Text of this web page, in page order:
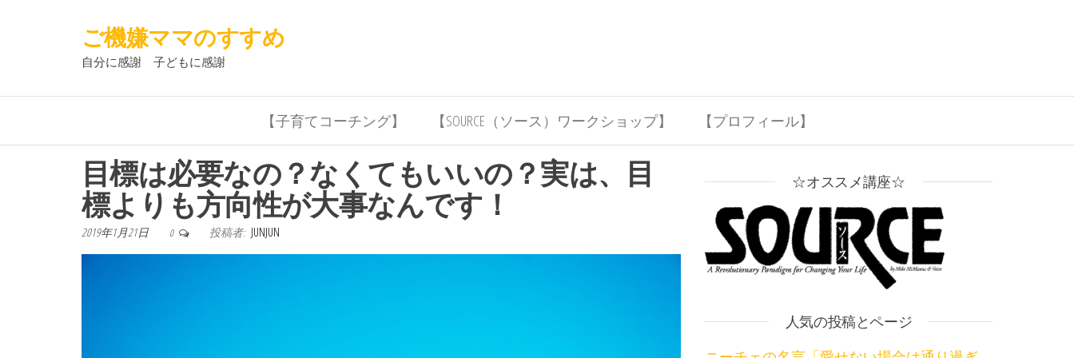
ご機嫌ママのすすめ
自分に感謝 子どもに感謝
【子育てコーチング】 【SOURCE（ソース）ワークショップ】 【プロフィール】
目標は必要なの？なくてもいいの？実は、目
標よりも方向性が大事なんです！
2019年1月21日 0 投稿者: JUNJUN
☆オススメ講座☆
人気の投稿とページ